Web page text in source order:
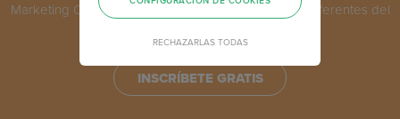
Marketing Online y capacítate junto a los máximos referentes del
INSCRÍBETE GRATIS
RECHAZARLAS TODAS